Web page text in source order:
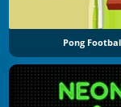
Pong